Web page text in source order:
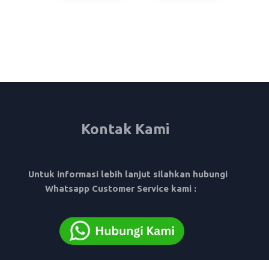
Kontak Kami
Untuk informasi lebih lanjut silahkan hubungi
Whatsapp Customer Service kami :